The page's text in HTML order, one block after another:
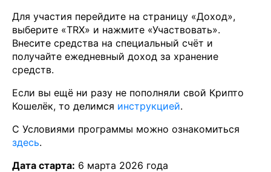
Для участия перейдите на страницу «Доход»,
выберите «TRX» и нажмите «Участвовать».
Внесите средства на специальный счёт и
получайте ежедневный доход за хранение
средств.
Если вы ещё ни разу не пополняли свой Крипто
Кошелёк, то делимся инструкцией.
С Условиями программы можно ознакомиться
здесь.
Дата старта: 6 марта 2026 года